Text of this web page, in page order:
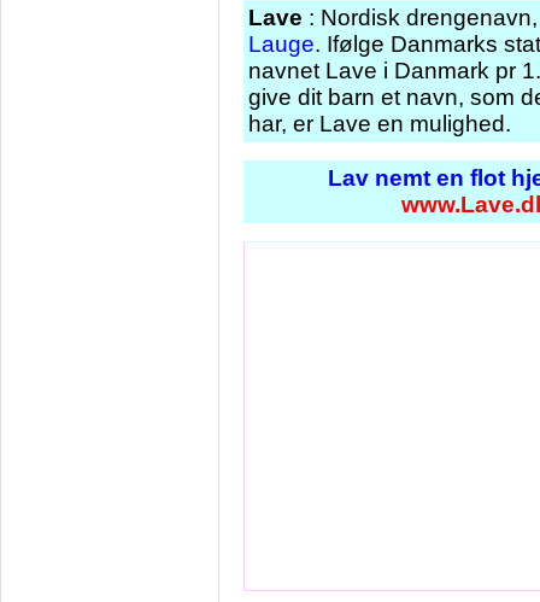
Lave : Nordisk
Lauge. Ifølge Danmarks
navnet Lave i Danmark pr
give dit barn et navn, som
har, er Lave en mulighed.
Lav nemt en flot